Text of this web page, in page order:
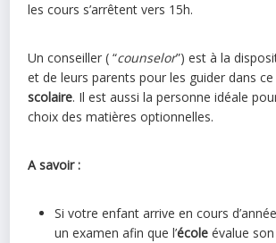
les cours s’arrêtent vers 15h.
Un conseiller ( “counselor”) est à la
et de leurs parents pour les guider dans
scolaire. Il est aussi la personne idéale
choix des matières optionnelles.
A savoir :
Si votre enfant arrive en cours
un examen afin que l’école évalue